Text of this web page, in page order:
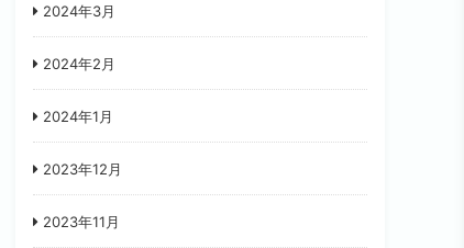
2024年3月
2024年2月
2024年1月
2023年12月
2023年11月